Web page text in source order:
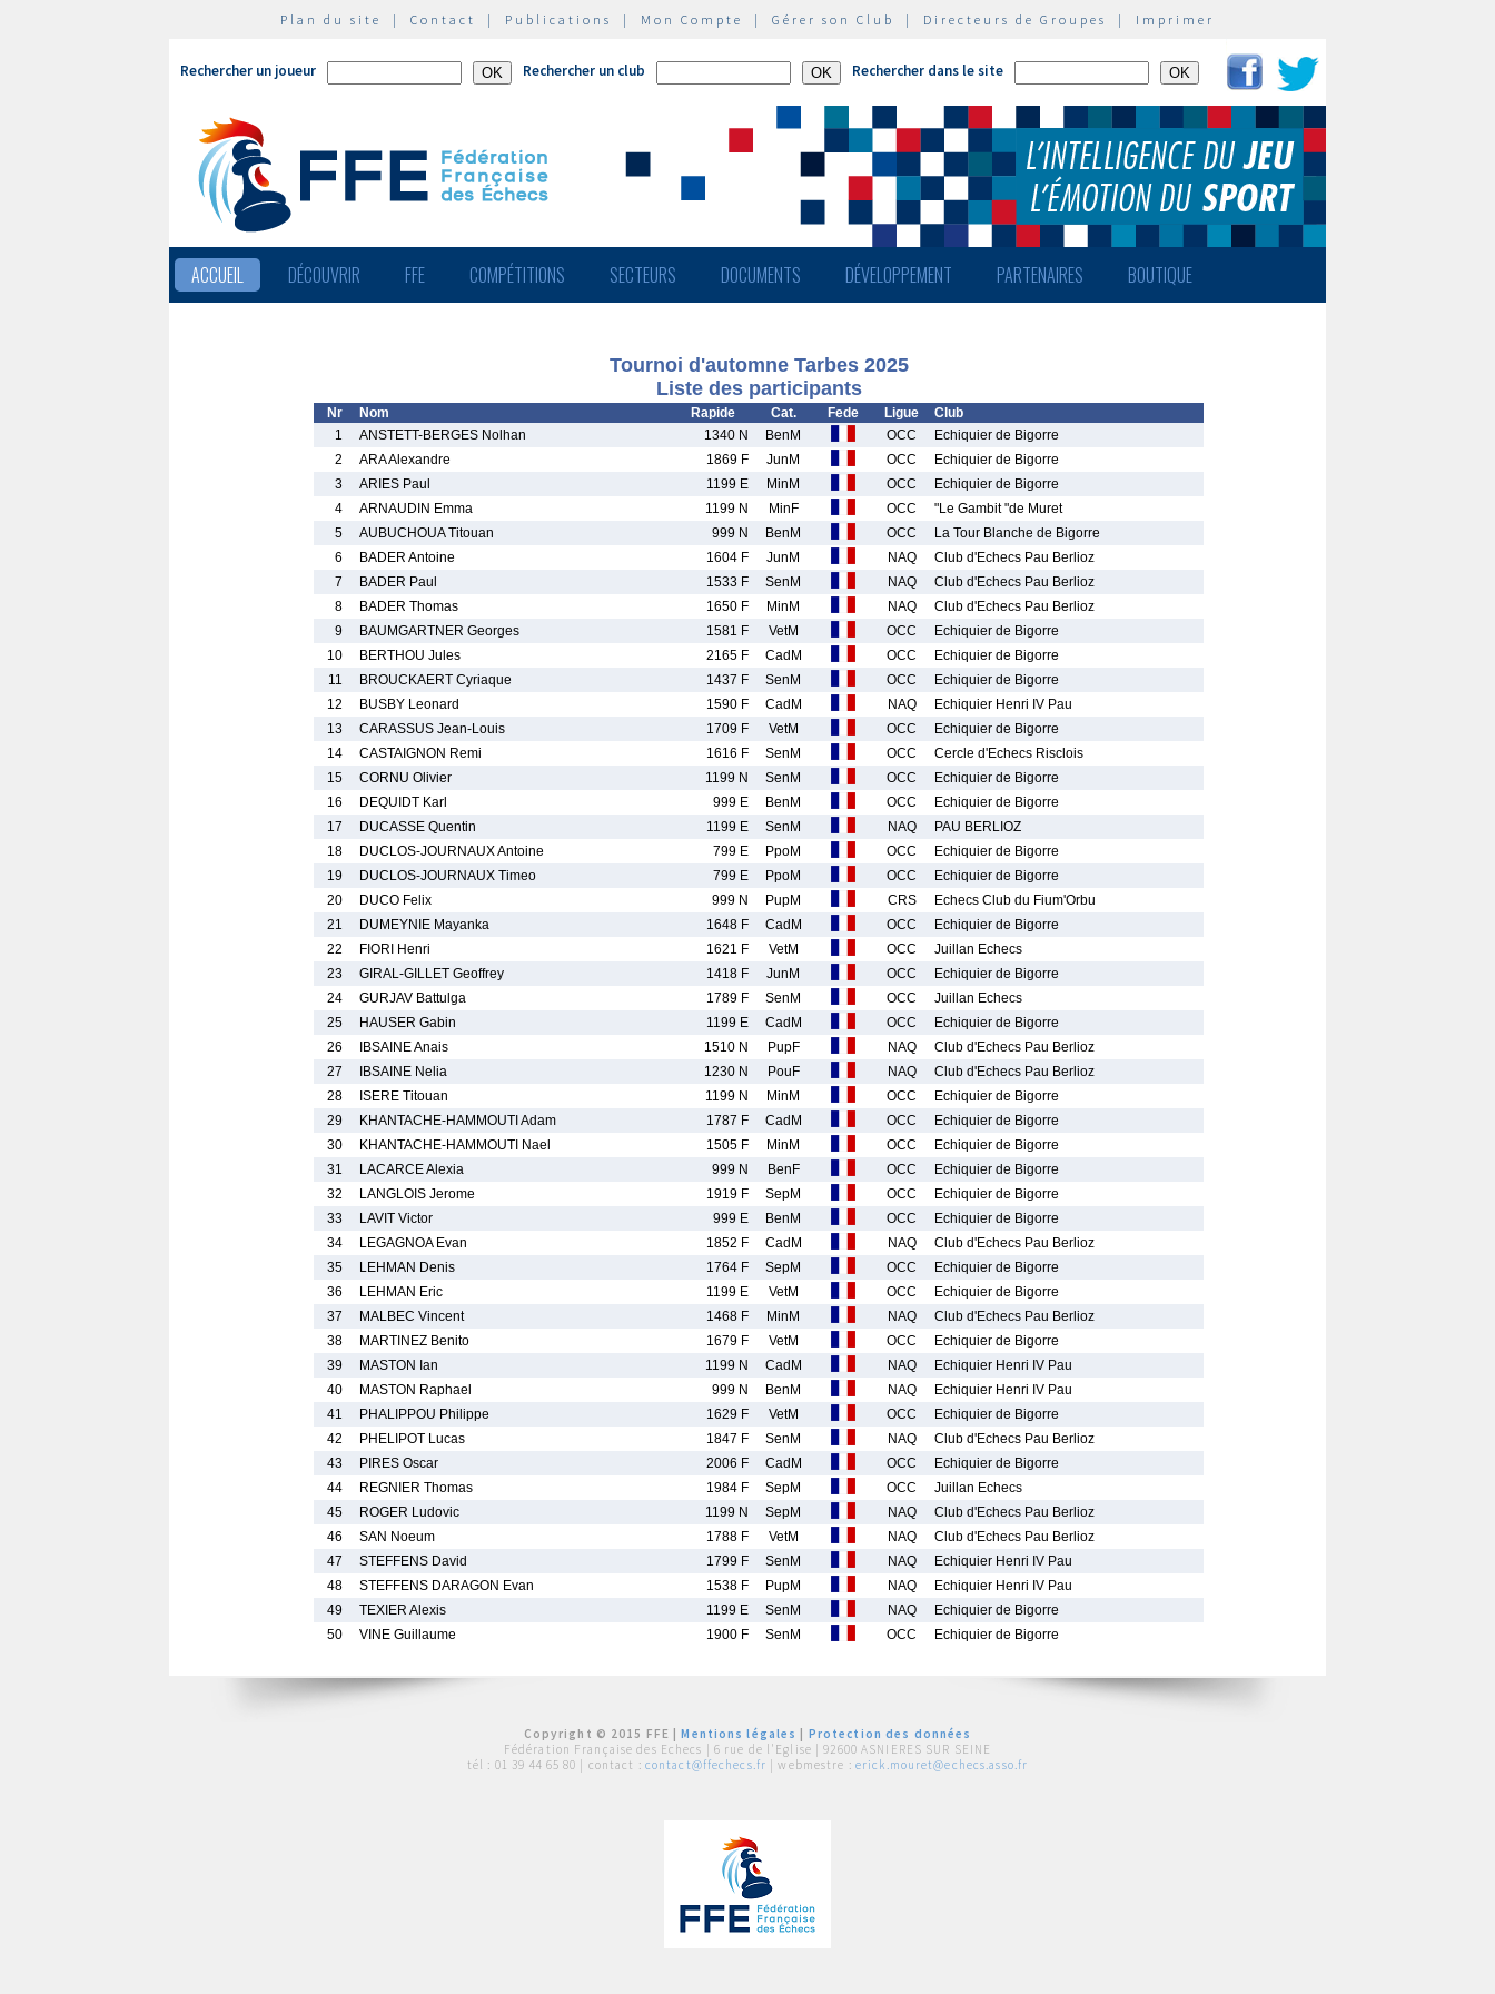
Plan du site | Contact | Publications | Mon Compte | Gérer son Club | Directeurs de Groupes | Imprimer
Rechercher un joueur Rechercher un club Rechercher dans le site
ACCUEIL DÉCOUVRIR FFE COMPÉTITIONS SECTEURS DOCUMENTS DÉVELOPPEMENT PARTENAIRES BOUTIQUE
Tournoi d'automne Tarbes 2025
Liste des participants
Nr Nom Rapide Cat. Fede Ligue
Club
1
ANSTETT-BERGES Nolhan 1340 N BenM OCC
Echiquier de Bigorre
2
ARA Alexandre 1869 F JunM OCC
Echiquier de Bigorre
3
ARIES Paul 1199 E MinM OCC
Echiquier de Bigorre
4
ARNAUDIN Emma 1199 N MinF OCC
"Le Gambit "de Muret
5
AUBUCHOUA Titouan 999 N BenM OCC
La Tour Blanche de Bigorre
6
BADER Antoine 1604 F JunM NAQ
Club d'Echecs Pau Berlioz
7
BADER Paul 1533 F SenM NAQ
Club d'Echecs Pau Berlioz
8
BADER Thomas 1650 F MinM NAQ
Club d'Echecs Pau Berlioz
9
BAUMGARTNER Georges 1581 F VetM OCC
Echiquier de Bigorre
10
BERTHOU Jules 2165 F CadM OCC
Echiquier de Bigorre
11
BROUCKAERT Cyriaque 1437 F SenM OCC
Echiquier de Bigorre
12
BUSBY Leonard 1590 F CadM NAQ
Echiquier Henri IV Pau
13
CARASSUS Jean-Louis 1709 F VetM OCC
Echiquier de Bigorre
14
CASTAIGNON Remi 1616 F SenM OCC
Cercle d'Echecs Risclois
15
CORNU Olivier 1199 N SenM OCC
Echiquier de Bigorre
16
DEQUIDT Karl 999 E BenM OCC
Echiquier de Bigorre
17
DUCASSE Quentin 1199 E SenM NAQ
PAU BERLIOZ
18
DUCLOS-JOURNAUX Antoine 799 E PpoM OCC
Echiquier de Bigorre
19
DUCLOS-JOURNAUX Timeo 799 E PpoM OCC
Echiquier de Bigorre
20
DUCO Felix 999 N PupM CRS
Echecs Club du Fium'Orbu
21
DUMEYNIE Mayanka 1648 F CadM OCC
Echiquier de Bigorre
22
FIORI Henri 1621 F VetM OCC
Juillan Echecs
23
GIRAL-GILLET Geoffrey 1418 F JunM OCC
Echiquier de Bigorre
24
GURJAV Battulga 1789 F SenM OCC
Juillan Echecs
25
HAUSER Gabin 1199 E CadM OCC
Echiquier de Bigorre
26
IBSAINE Anais 1510 N PupF NAQ
Club d'Echecs Pau Berlioz
27
IBSAINE Nelia 1230 N PouF NAQ
Club d'Echecs Pau Berlioz
28
ISERE Titouan 1199 N MinM OCC
Echiquier de Bigorre
29
KHANTACHE-HAMMOUTI Adam 1787 F CadM OCC
Echiquier de Bigorre
30
KHANTACHE-HAMMOUTI Nael 1505 F MinM OCC
Echiquier de Bigorre
31
LACARCE Alexia 999 N BenF OCC
Echiquier de Bigorre
32
LANGLOIS Jerome 1919 F SepM OCC
Echiquier de Bigorre
33
LAVIT Victor 999 E BenM OCC
Echiquier de Bigorre
34
LEGAGNOA Evan 1852 F CadM NAQ
Club d'Echecs Pau Berlioz
35
LEHMAN Denis 1764 F SepM OCC
Echiquier de Bigorre
36
LEHMAN Eric 1199 E VetM OCC
Echiquier de Bigorre
37
MALBEC Vincent 1468 F MinM NAQ
Club d'Echecs Pau Berlioz
38
MARTINEZ Benito 1679 F VetM OCC
Echiquier de Bigorre
39
MASTON Ian 1199 N CadM NAQ
Echiquier Henri IV Pau
40
MASTON Raphael 999 N BenM NAQ
Echiquier Henri IV Pau
41
PHALIPPOU Philippe 1629 F VetM OCC
Echiquier de Bigorre
42
PHELIPOT Lucas 1847 F SenM NAQ
Club d'Echecs Pau Berlioz
43
PIRES Oscar 2006 F CadM OCC
Echiquier de Bigorre
44
REGNIER Thomas 1984 F SepM OCC
Juillan Echecs
45
ROGER Ludovic 1199 N SepM NAQ
Club d'Echecs Pau Berlioz
46
SAN Noeum 1788 F VetM NAQ
Club d'Echecs Pau Berlioz
47
STEFFENS David 1799 F SenM NAQ
Echiquier Henri IV Pau
48
STEFFENS DARAGON Evan 1538 F PupM NAQ
Echiquier Henri IV Pau
49
TEXIER Alexis 1199 E SenM NAQ
Echiquier de Bigorre
50
VINE Guillaume 1900 F SenM OCC Echiquier de Bigorre
Copyright © 2015 FFE |Mentions légales
Protection des données
Fédération Française des Echecs | 6 rue de l'Eglise | 92600 ASNIERES SUR SEINE
tél : 01 39 44 65 80 | contact : contact@ffechecs.fr | webmestre : erick.mouret@echecs.asso.fr